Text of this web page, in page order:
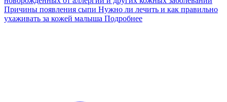
Причины появления сыпи Нужно ли лечить и как правильно
ухаживать за кожей малыша Подробнее